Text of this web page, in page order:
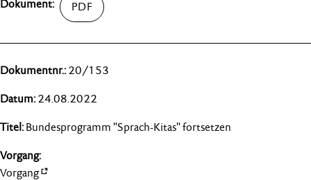
20/153
24.08.2022
Bundesprogramm "Sprach-Kitas" fortsetzen
Vorgang